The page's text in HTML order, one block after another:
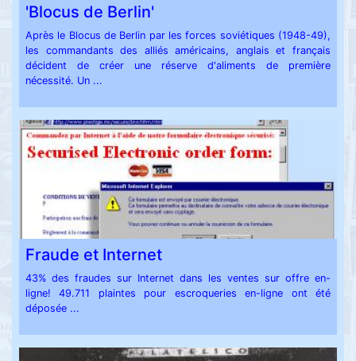
'Blocus de Berlin'
Après le Blocus de Berlin par les forces soviétiques (1948-49),
les commandants des alliés américains, anglais et français
décident de créer une réserve d'aliments de première
nécessité. Un ...
Fraude et Internet
43% des fraudes sur Internet dans les ventes sur offre en-
ligne! 49.711 plaintes pour escroqueries en-ligne ont été
déposée ...